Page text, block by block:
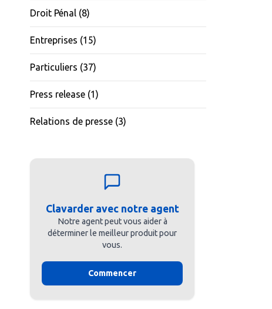
Droit Pénal (8)
Entreprises (15)
Particuliers (37)
Press release (1)
Relations de presse (3)
Clavarder avec notre agent
Notre agent peut vous aider à
déterminer le meilleur produit pour
vous.
Commencer